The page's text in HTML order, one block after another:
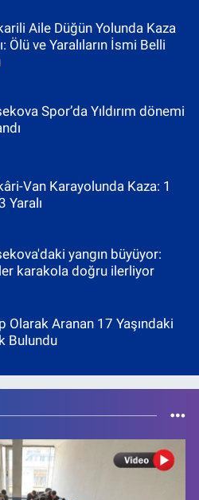
Aile Düğün Yolunda Kaza
Ölü ve Yaralıların İsmi Belli
Spor’da Yıldırım dönemi
Van Karayolunda Kaza: 1
Yaralı
yangın büyüyor:
karakola doğru ilerliyor
Olarak Aranan 17 Yaşındaki
Bulundu